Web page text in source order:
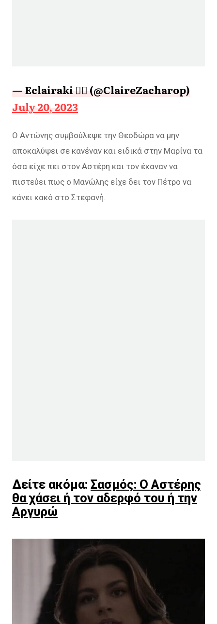
— Eclairaki ❤️‍🔥 (@ClaireZacharop)
July 20, 2023
Ο Αντώνης συμβούλεψε την Θεοδώρα να μην
αποκαλύψει σε κανέναν και ειδικά στην Μαρίνα τα
όσα είχε πει στον Αστέρη και τον έκαναν να
πιστεύει πως ο Μανώλης είχε δει τον Πέτρο να
κάνει κακό στο Στεφανή.
Δείτε ακόμα: Σασμός: Ο Αστέρης
θα χάσει ή τον αδερφό του ή την
Αργυρώ